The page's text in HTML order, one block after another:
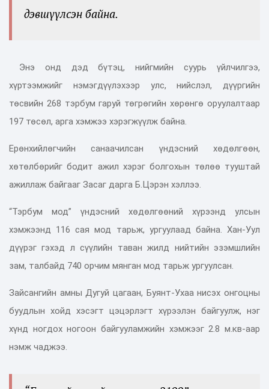
дэвшүүлсэн байна.
Энэ онд дэд бүтэц, нийгмийн суурь үйлчилгээ,
хүртээмжийг нэмэгдүүлэхээр улс, нийслэл, дүүргийн
төсвийн 268 тэрбум гаруй төгрөгийн хөрөнгө оруулалтаар
197 төсөл, арга хэмжээ хэрэгжүүлж байна.
Ерөнхийлөгчийн санаачилсан үндэсний хөдөлгөөн,
хөтөлбөрийг бодит ажил хэрэг болгохын төлөө тууштай
ажиллаж байгааг Засаг дарга Б.Цэрэн хэллээ.
“Тэрбум мод” үндэсний хөдөлгөөний хүрээнд улсын
хэмжээнд 116 сая мод тарьж, ургуулаад байна. Хан-Уул
дүүрэг гэхэд л сүүлийн таван жилд нийтийн эзэмшлийн
зам, талбайд 740 орчим мянган мод тарьж ургуулсан.
Зайсангийн амны Дугуй цагаан, Буянт-Ухаа нисэх онгоцны
буудлын хойд хэсэгт цэцэрлэгт хүрээлэн байгуулж, нэг
хүнд ногдох ногоон байгууламжийн хэмжээг 2.8 м.кв-аар
нэмж чаджээ.